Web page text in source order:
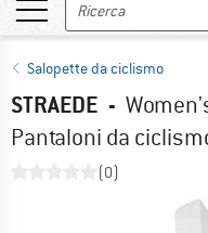
Salopette da ciclismo
STRAEDE -
Pantaloni da
(0)